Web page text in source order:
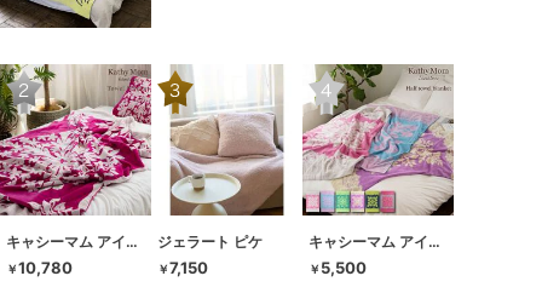
キャシーマム アイランドスタイル
￥10,780
ジェラート ピケ
￥7,150
キャシーマム アイランドスタイル
￥ 5,500